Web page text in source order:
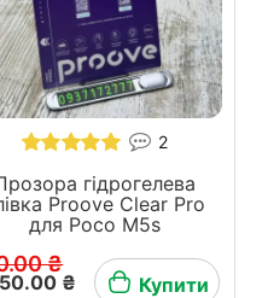
2
гідрогелева
Proove Clear Pro
для Poco M5s
₴
₴ Купити